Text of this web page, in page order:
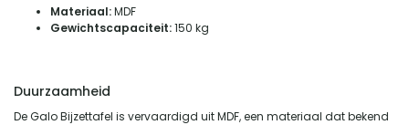
Materiaal:MDF
Gewichtscapaciteit:150 kg
Duurzaamheid
De Galo Bijzettafel is vervaardigd uit MDF, een materiaal dat bekend